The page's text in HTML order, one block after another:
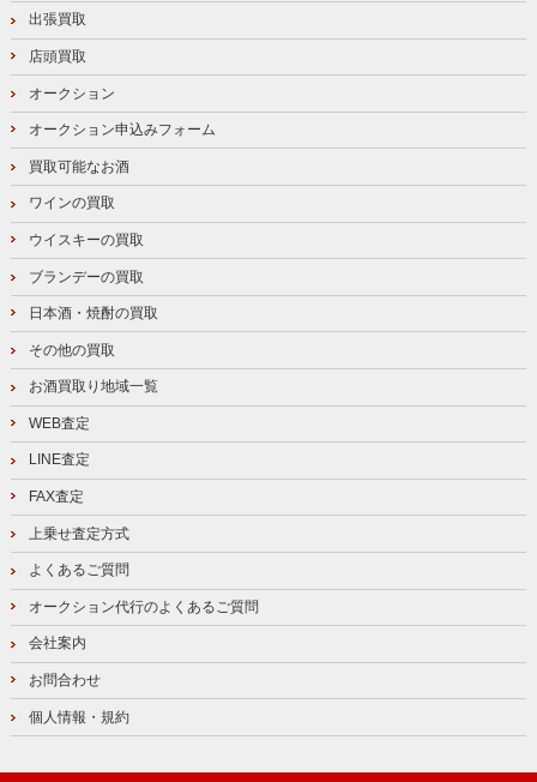
出張買取
店頭買取
オークション
オークション申込みフォーム
買取可能なお酒
ワインの買取
ウイスキーの買取
ブランデーの買取
日本酒・焼酎の買取
その他の買取
お酒買取り地域一覧
WEB査定
LINE査定
FAX査定
上乗せ査定方式
よくあるご質問
オークション代行のよくあるご質問
会社案内
お問合わせ
個人情報・規約